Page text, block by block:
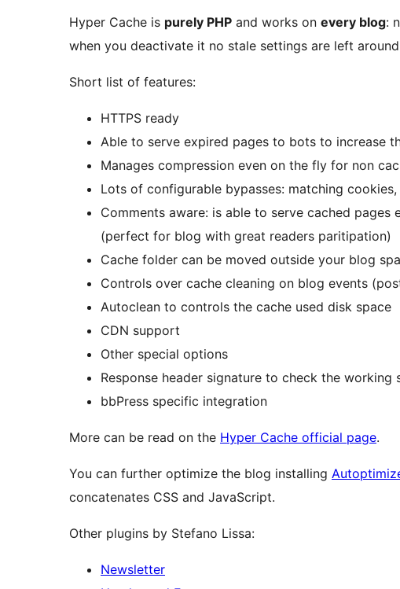
Hyper Cache is purely PHP and works on every blog:
when you deactivate it no stale settings are left
Short list of features:
HTTPS ready
Able to serve expired pages to bots to increase
Manages compression even on the fly for non
Lots of configurable bypasses: matching
Comments aware: is able to serve cached
(perfect for blog with great readers paritipation)
Cache folder can be moved outside your blog
Controls over cache cleaning on blog events
Autoclean to controls the cache used disk space
CDN support
Other special options
Response header signature to check the working
bbPress specific integration
More can be read on the Hyper Cache official page.
You can further optimize the blog installing
concatenates CSS and JavaScript.
Other plugins by Stefano Lissa:
Newsletter